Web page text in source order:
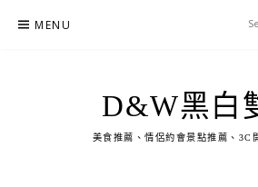
MENU
D&W黑白
美食推薦、情侶約會景點推薦、3C